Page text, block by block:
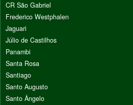
CR São Gabriel
Frederico Westphalen
Jaguari
Júlio de Castilhos
Panambi
Santa Rosa
Santiago
Santo Augusto
Santo Ângelo